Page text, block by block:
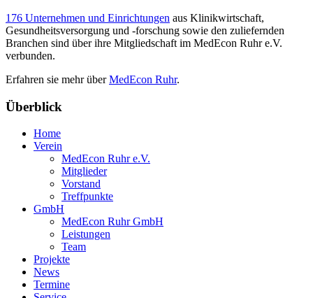
176 Unternehmen und Einrichtungen aus Klinikwirtschaft,
Gesundheitsversorgung und -forschung sowie den zuliefernden
Branchen sind über ihre Mitgliedschaft im MedEcon Ruhr e.V.
verbunden.
Erfahren sie mehr überMedEcon Ruhr.
Überblick
Home
Verein
MedEcon Ruhr e.V.
Mitglieder
Vorstand
Treffpunkte
GmbH
MedEcon Ruhr GmbH
Leistungen
Team
Projekte
News
Termine